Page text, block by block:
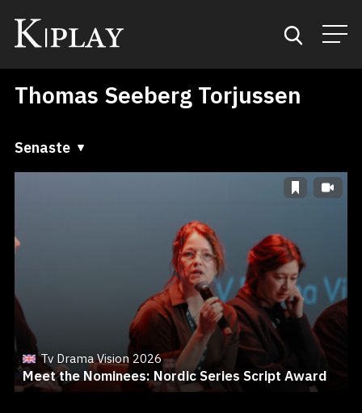
Start
Sök
Mina favoriter
Thomas Seeberg Torjussen
Senaste
Senaste
Ö till A
Tv Drama Vision 2026
Meet the Nominees: Nordic Series Script Award